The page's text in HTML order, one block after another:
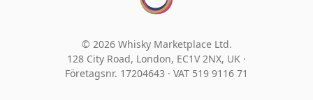
© 2026 Whisky Marketplace Ltd.
128 City Road, London, EC1V 2NX, UK ·
Företagsnr. 17204643 · VAT 519 9116 71